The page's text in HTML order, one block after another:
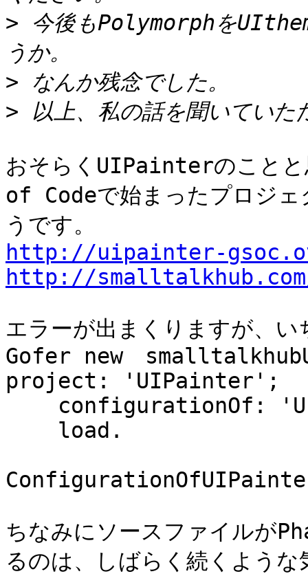
> 今後もPolymorphを
>
>
おそらくUIPainterのことと
of Codeで始まったプロジェ
http://uipainter-
http://
エラーが出まくりますが、
Gofer new　
project: 'UIPainter';
ちなみにソースファイルが
るのは、しばらく続くよう